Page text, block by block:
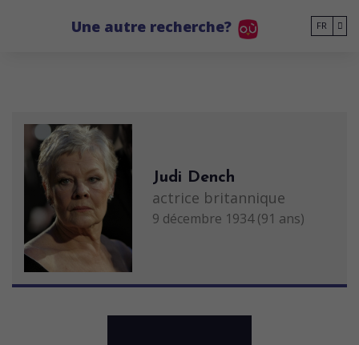
Une autre recherche? FR
Judi Dench
actrice britannique
9 décembre 1934 (91 ans)